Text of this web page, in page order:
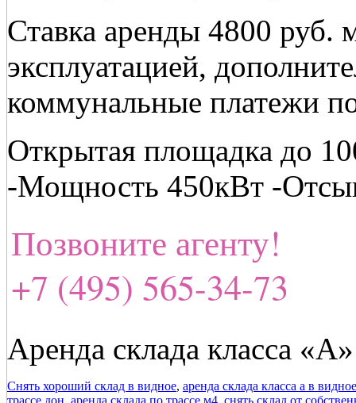
Ставка аренды 4800
эксплуатацией,
коммунальные платежи
Открытая площадка до
-Мощность 450кВт -
Позвоните агенту!
+7 (495) 565-34-73
Аренда склада класса
Снять хороший склад в видное, аренда склада класса а в видное
трассе дон аренда склада по трассе м4 снять склад от